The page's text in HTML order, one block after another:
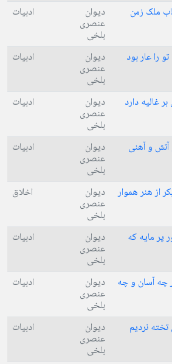
ملک زمن دیوان
عنصری
بلخی
ادبیات
را عار بود دیوان
عنصری
بلخی
ادبیات
غالیه دارد دیوان
عنصری
بلخی
ادبیات
و آهنی دیوان
عنصری
بلخی
ادبیات
از هنر هموار دیوان
عنصری
بلخی
اخلاق
پر مایه که دیوان
عنصری
بلخی
ادبیات
چه آسان و چه دیوان
عنصری
بلخی
ادبیات
نردیم دیوان
عنصری
بلخی
ادبیات